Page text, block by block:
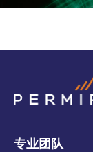
专业团队